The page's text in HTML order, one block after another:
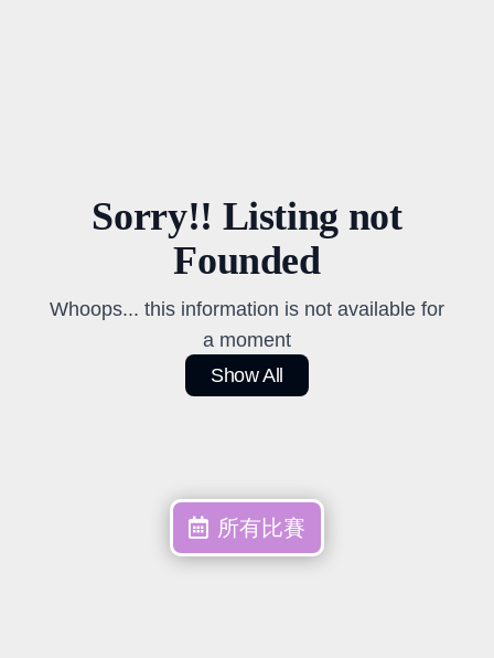
Sorry!! Listing not
Founded
Whoops... this information is not available for
a moment
Show All
所有比賽